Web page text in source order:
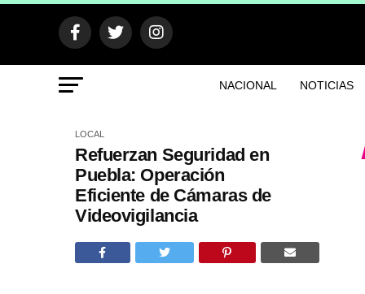
NACIONAL NOTICIAS
LOCAL
Refuerzan Seguridad en
Puebla: Operación
Eficiente de Cámaras de
Videovigilancia